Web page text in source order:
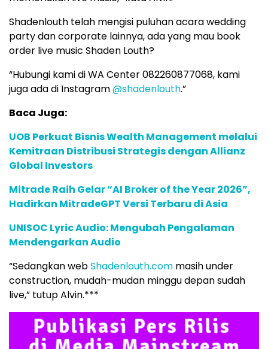
Shadenlouth telah mengisi puluhan acara wedding
party dan corporate lainnya, ada yang mau book
order live music Shaden Louth?
“Hubungi kami di WA Center 082260877068, kami
juga ada di Instagram@shadenlouth.”
Baca Juga:
UOB Perkuat Bisnis Wealth Management melalui
Kemitraan Distribusi Strategis dengan Allianz
Global Investors
Mitrade Raih Gelar “AI Broker of the Year 2026”,
Hadirkan MitradeGPT Versi Terbaru di Asia
UNISOC Lyric Audio: Mengubah Pengalaman
Mendengarkan Audio
“Sedangkan webShadenlouth.com masih under
construction, mudah-mudan minggu depan sudah
live,” tutup Alvin.***